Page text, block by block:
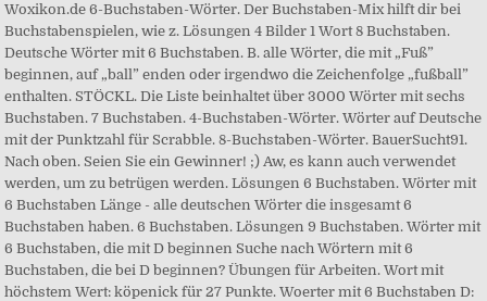
Woxikon.de 6-Buchstaben-Wörter. Der Buchstaben-Mix hilft dir bei
Buchstaben­spielen, wie z. Lösungen 4 Bilder 1 Wort 8 Buchstaben.
Deutsche Wörter mit 6 Buchstaben. B. alle Wörter, die mit „Fuß”
beginnen, auf „ball” enden oder irgendwo die Zeichenfolge „fußball”
enthalten. STÖCKL. Die Liste beinhaltet über 3000 Wörter mit sechs
Buchstaben. 7 Buchstaben. 4-Buchstaben-Wörter. Wörter auf Deutsche
mit der Punktzahl für Scrabble. 8-Buchstaben-Wörter. BauerSucht91.
Nach oben. Seien Sie ein Gewinner! ;) Aw, es kann auch verwendet
werden, um zu betrügen werden. Lösungen 6 Buchstaben. Wörter mit
6 Buchstaben Länge - alle deutschen Wörter die insgesamt 6
Buchstaben haben. 6 Buchstaben. Lösungen 9 Buchstaben. Wörter mit
6 Buchstaben, die mit D beginnen Suche nach Wörtern mit 6
Buchstaben, die bei D beginnen? Übungen für Arbeiten. Wort mit
höchstem Wert: köpenick für 27 Punkte. Woerter mit 6 Buchstaben D: